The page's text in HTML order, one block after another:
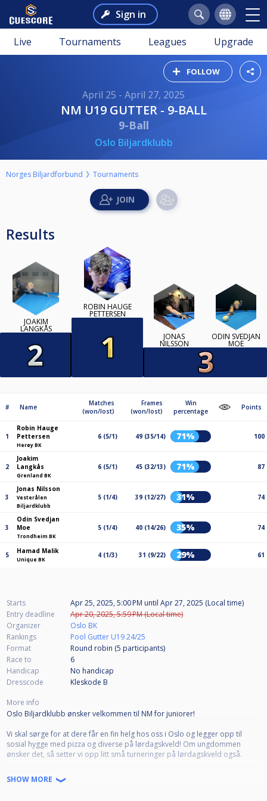
Sign in
Live Tournaments Leagues Upgrade
FOLLOW
April 25 - April 27, 2025
NM U19 GUTTER - 9-BALL
9-Ball
Oslo Biljardklubb
Norges Biljardforbund Tournaments
Results
JOAKIM
LANGKÅS
ROBIN HAUGE
PETTERSEN
JONAS
NILSSON
ODIN SVEDJAN
MOE
# Name
Matches
(won/lost)
Frames
(won/lost)
Win
percentage
Points
1
Robin Hauge
Pettersen
Herøy BK
6 (5/1) 49 (35/14) 71% 100
2
Joakim
Langkås
Grenland BK
6 (5/1) 45 (32/13) 71% 87
3
Jonas Nilsson
Vesterålen
Biljardklubb
5 (1/4) 39 (12/27) 31% 74
3
Odin Svedjan
Moe
Trondheim BK
5 (1/4) 40 (14/26) 35% 74
5 Hamad Malik
Unique BK
4 (1/3) 31 (9/22) 29% 61
Starts Apr 25, 2025, 5:00 PM until Apr 27, 2025 (Local time)
Entry deadline
Apr 20, 2025, 5:59 PM (Local time)
Organizer
Oslo BK
Rankings
Pool Gutter U19 24/25
Format
Round robin (5 participants)
Race to
6
Handicap
No handicap
Dresscode
Kleskode B
More info
Oslo Biljardklubb ønsker velkommen til NM for juniorer!
Vi skal sørge for at dere får en fin helg hos oss i Oslo og legger opp til
sosial hygge med pizza og diverse på lørdagskveld! Om ungdommen
ønsker det, så setter vi opp litt små turneringer på lørdagskveld også.
Endelig tidsskjema for hele helgen blir satt opp etter at påmeldingsfristen
er gått ut.
SHOW MORE